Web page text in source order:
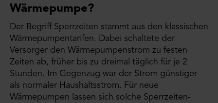
Wärmepumpe?
Der Begriff Sperrzeiten stammt aus den klassischen
Wärmepumpentarifen. Dabei schaltete der
Versorger den Wärmepumpenstrom zu festen
Zeiten ab, früher bis zu dreimal täglich für je 2
Stunden. Im Gegenzug war der Strom günstiger
als normaler Haushaltsstrom. Für neue
Wärmepumpen lassen sich solche Sperrzeiten-